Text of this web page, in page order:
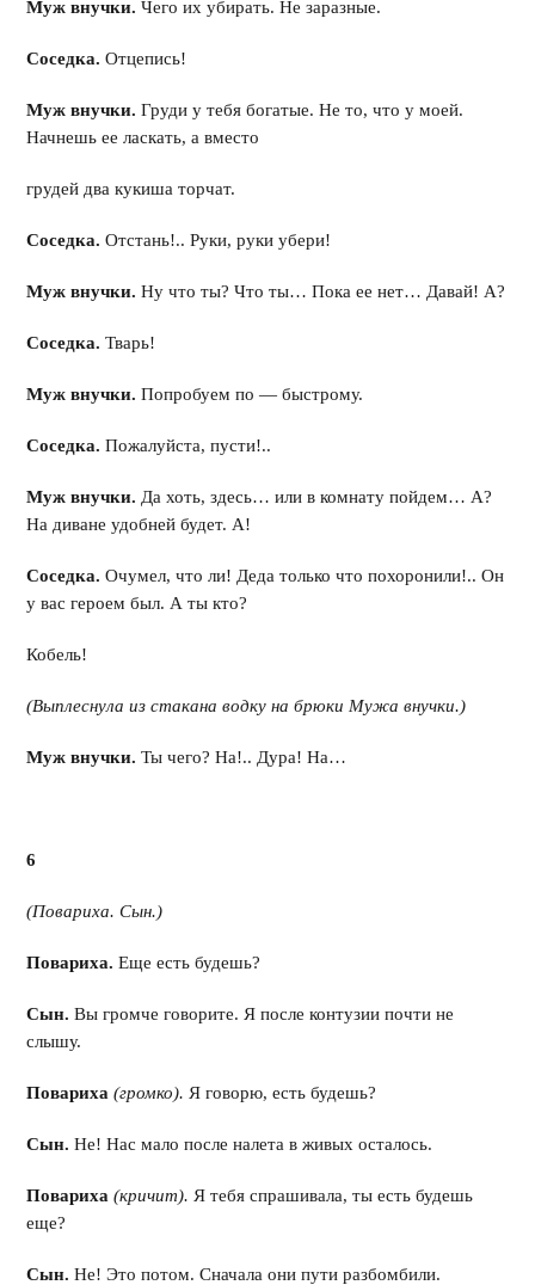
Муж внучки.Чего их убирать. Не заразные.
Соседка.Отцепись!
Муж внучки. Груди у тебя богатые. Не то, что у моей.
Начнешь ее ласкать, а вместо
грудей два кукиша торчат.
Соседка.Отстань!.. Руки, руки убери!
Муж внучки.Ну что ты? Что ты… Пока ее нет… Давай! А?
Соседка.Тварь!
Муж внучки. Попробуем по — быстрому.
Соседка.Пожалуйста, пусти!..
Муж внучки. Да хоть, здесь… или в комнату пойдем… А?
На диване удобней будет. А!
Соседка.Очумел, что ли! Деда только что похоронили!.. Он
у вас героем был. А ты кто?
Кобель!
(Выплеснула из стакана водку на брюки Мужа внучки.)
Муж внучки.Ты чего? На!.. Дура! На…
6
(Повариха. Сын.)
Повариха.Еще есть будешь?
Сын. Вы громче говорите. Я после контузии почти не
слышу.
Повариха(громко). Я говорю, есть будешь?
Сын.Не! Нас мало после налета в живых осталось.
Повариха(кричит). Я тебя спрашивала, ты есть будешь
еще?
Сын.Не! Это потом. Сначала они пути разбомбили.